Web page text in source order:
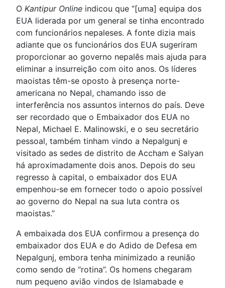
O Kantipur Online indicou que “[uma] equipa dos
EUA liderada por um general se tinha encontrado
com funcionários nepaleses. A fonte dizia mais
adiante que os funcionários dos EUA sugeriram
proporcionar ao governo nepalês mais ajuda para
eliminar a insurreição com oito anos. Os líderes
maoistas têm-se oposto à presença norte-
americana no Nepal, chamando isso de
interferência nos assuntos internos do país. Deve
ser recordado que o Embaixador dos EUA no
Nepal, Michael E. Malinowski, e o seu secretário
pessoal, também tinham vindo a Nepalgunj e
visitado as sedes de distrito de Accham e Salyan
há aproximadamente dois anos. Depois do seu
regresso à capital, o embaixador dos EUA
empenhou-se em fornecer todo o apoio possível
ao governo do Nepal na sua luta contra os
maoistas.”
A embaixada dos EUA confirmou a presença do
embaixador dos EUA e do Adido de Defesa em
Nepalgunj, embora tenha minimizado a reunião
como sendo de “rotina”. Os homens chegaram
num pequeno avião vindos de Islamabade e